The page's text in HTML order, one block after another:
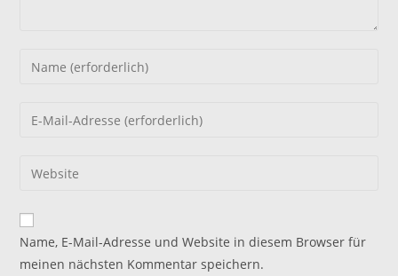
Gib
oder
zum
ein
Gib
Mail-
zum
Kommentieren
ein
Gib
Website-
URL
Name, E-Mail-Adresse und Website in diesem Browser für
meinen nächsten Kommentar speichern.